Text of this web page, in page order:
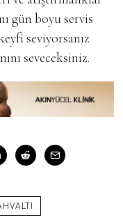
gün boyu servis
seviyorsanız
seveceksiniz.